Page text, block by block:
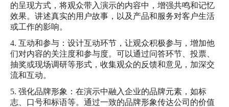
的呈现方式，将观众带入演示的内容中，增强共鸣和记忆
效果。讲述真实的用户故事，以及产品和服务对客户生活
或工作的影响。
4. 互动和参与：设计互动环节，让观众积极参与，增加他
们对内容的关注度和参与度。可以通过问答环节、投票、
抽奖或现场调研等形式，收集观众的反馈和意见，加深交
流和互动。
5. 强化品牌形象：在演示中融入企业的品牌元素，如标
志、口号和标语等。通过一致的品牌形象传达公司的价值